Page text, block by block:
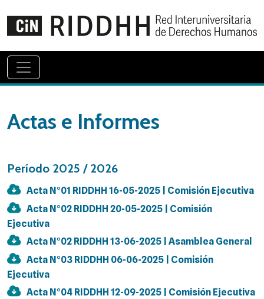
Actas e Informes
Período 2025 / 2026
Acta N°01 RIDDHH 16-05-2025 | Comisión Ejecutiva
Acta N°02 RIDDHH 20-05-2025 | Comisión
Ejecutiva
Acta N°02 RIDDHH 13-06-2025 | Asamblea General
Acta N°03 RIDDHH 06-06-2025 | Comisión
Ejecutiva
Acta N°04 RIDDHH 12-09-2025 | Comisión Ejecutiva